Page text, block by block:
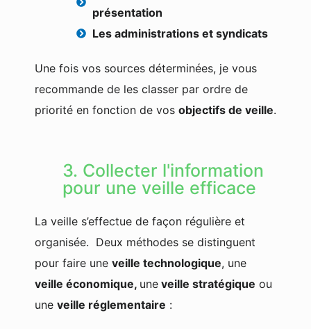
présentation
Les administrations et syndicats
Une fois vos sources déterminées, je vous
recommande de les classer par ordre de
priorité en fonction de vos objectifs de veille.
3. Collecter l'information
pour une veille efficace
La veille s’effectue de façon régulière et
organisée. Deux méthodes se distinguent
pour faire une veille technologique, une
veille économique, une veille stratégique ou
une veille réglementaire :